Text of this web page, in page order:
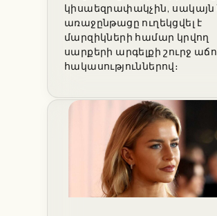
կիսաեզրափակչին, սակայն
առաջընթացը ուղեկցվել է
մարզիկների համար կրվող
սարքերի արգելքի շուրջ
հակասություններով։